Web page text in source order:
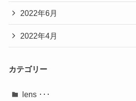
2022年6月
2022年4月
カテゴリー
lens ･･･